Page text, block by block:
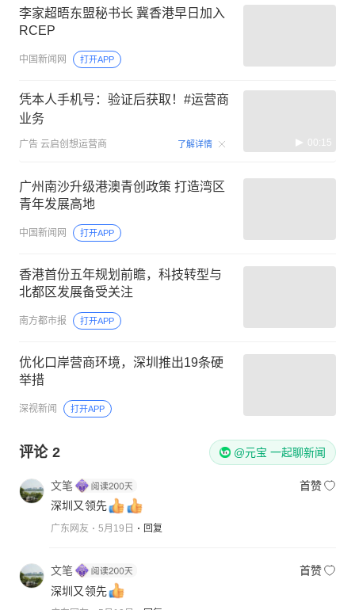
李家超晤东盟秘书长 冀香港早日加入
RCEP
中国新闻网 打开APP
凭本人手机号：验证后获取！#运营商
业务
广告 云启创想运营商 了解详情 00:15
广州南沙升级港澳青创政策 打造湾区
青年发展高地
中国新闻网 打开APP
香港首份五年规划前瞻，科技转型与
北都区发展备受关注
南方都市报 打开APP
优化口岸营商环境，深圳推出19条硬
举措
深视新闻 打开APP
评论 2 @元宝 一起聊新闻
文笔
首赞
深圳又领先
广东网友 5月19日 回复
文笔
首赞
深圳又领先